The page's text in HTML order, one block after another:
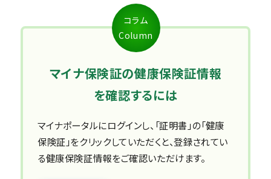
コラム
Column
マイナ保険証の健康保険証情報
を確認するには
マイナポータルにログインし、「証明書」の「健康
保険証」をクリックしていただくと、登録されてい
る健康保険証情報をご確認いただけます。